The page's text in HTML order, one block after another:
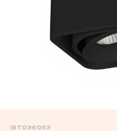
IST036053